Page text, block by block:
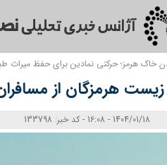
خاک هرمز؛ حرکتی نمادین برای حفظ میراث
هرمزگان از
1404/01/18 - 16:08 - کد خبر: 133798